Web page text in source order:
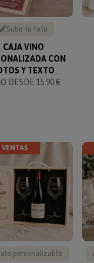
Sube tu foto
CAJA VINO
CON
Y TEXTO
DESDE 15.90 €
personalizable